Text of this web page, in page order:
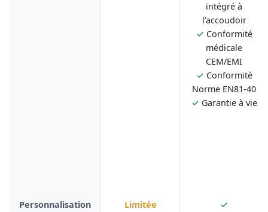
intégré à
l’accoudoir
✓ Conformité
médicale
CEM/EMI
✓ Conformité
Norme EN81-40
✓ Garantie à vie
Personnalisation
Limitée
✓